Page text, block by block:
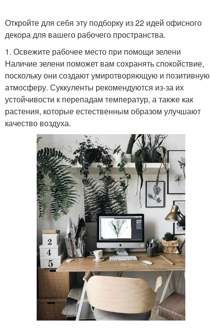
Откройте для себя эту подборку из 22 идей офисного
декора для вашего рабочего пространства.
1. Освежите рабочее место при помощи зелени
Наличие зелени поможет вам сохранять спокойствие,
поскольку они создают умиротворяющую и позитивную
атмосферу. Суккуленты рекомендуются из-за их
устойчивости к перепадам температур, а также как
растения, которые естественным образом улучшают
качество воздуха.